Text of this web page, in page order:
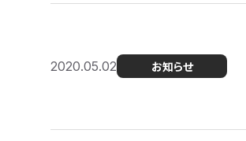
2020.05.02 お知らせ